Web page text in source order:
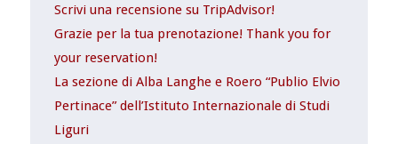
Scrivi una recensione su TripAdvisor!
Grazie per la tua prenotazione! Thank you for
your reservation!
La sezione di Alba Langhe e Roero “Publio Elvio
Pertinace” dell’Istituto Internazionale di Studi
Liguri